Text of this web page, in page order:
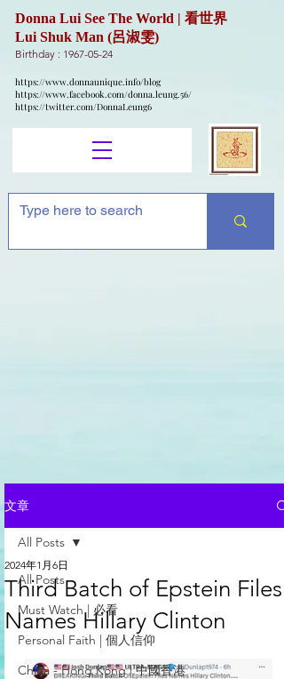
Donna Lui See The World | 看世界
Lui Shuk Man (呂淑雯)
Birthday : 1967-05-24
https://www.donnaunique.info/blog
https://www.facebook.com/donna.leung.56/
https://twitter.com/DonnaLeung6
文章
All Posts
Must Watch | 必看
Personal Faith | 個人信仰
China - Hong Kong | 中國香港
All Posts
Third Batch of Epstein Files
Names Hillary Clinton
2024年1月6日